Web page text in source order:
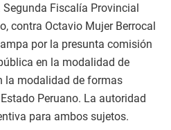
Fiscalía Provincial
contra Octavio Mujer Berrocal
por la presunta comisión
en la modalidad de
la modalidad de formas
Peruano. La autoridad
para ambos sujetos.